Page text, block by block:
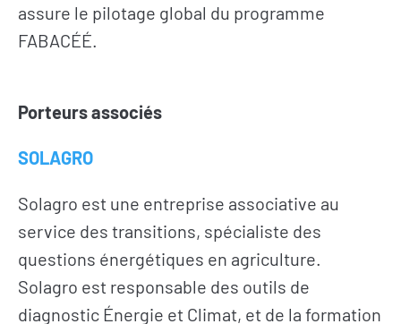
assure le pilotage global du programme
FABACÉÉ.
Porteurs associés
SOLAGRO
Solagro est une entreprise associative au
service des transitions, spécialiste des
questions énergétiques en agriculture.
Solagro est responsable des outils de
diagnostic Énergie et Climat, et de la formation